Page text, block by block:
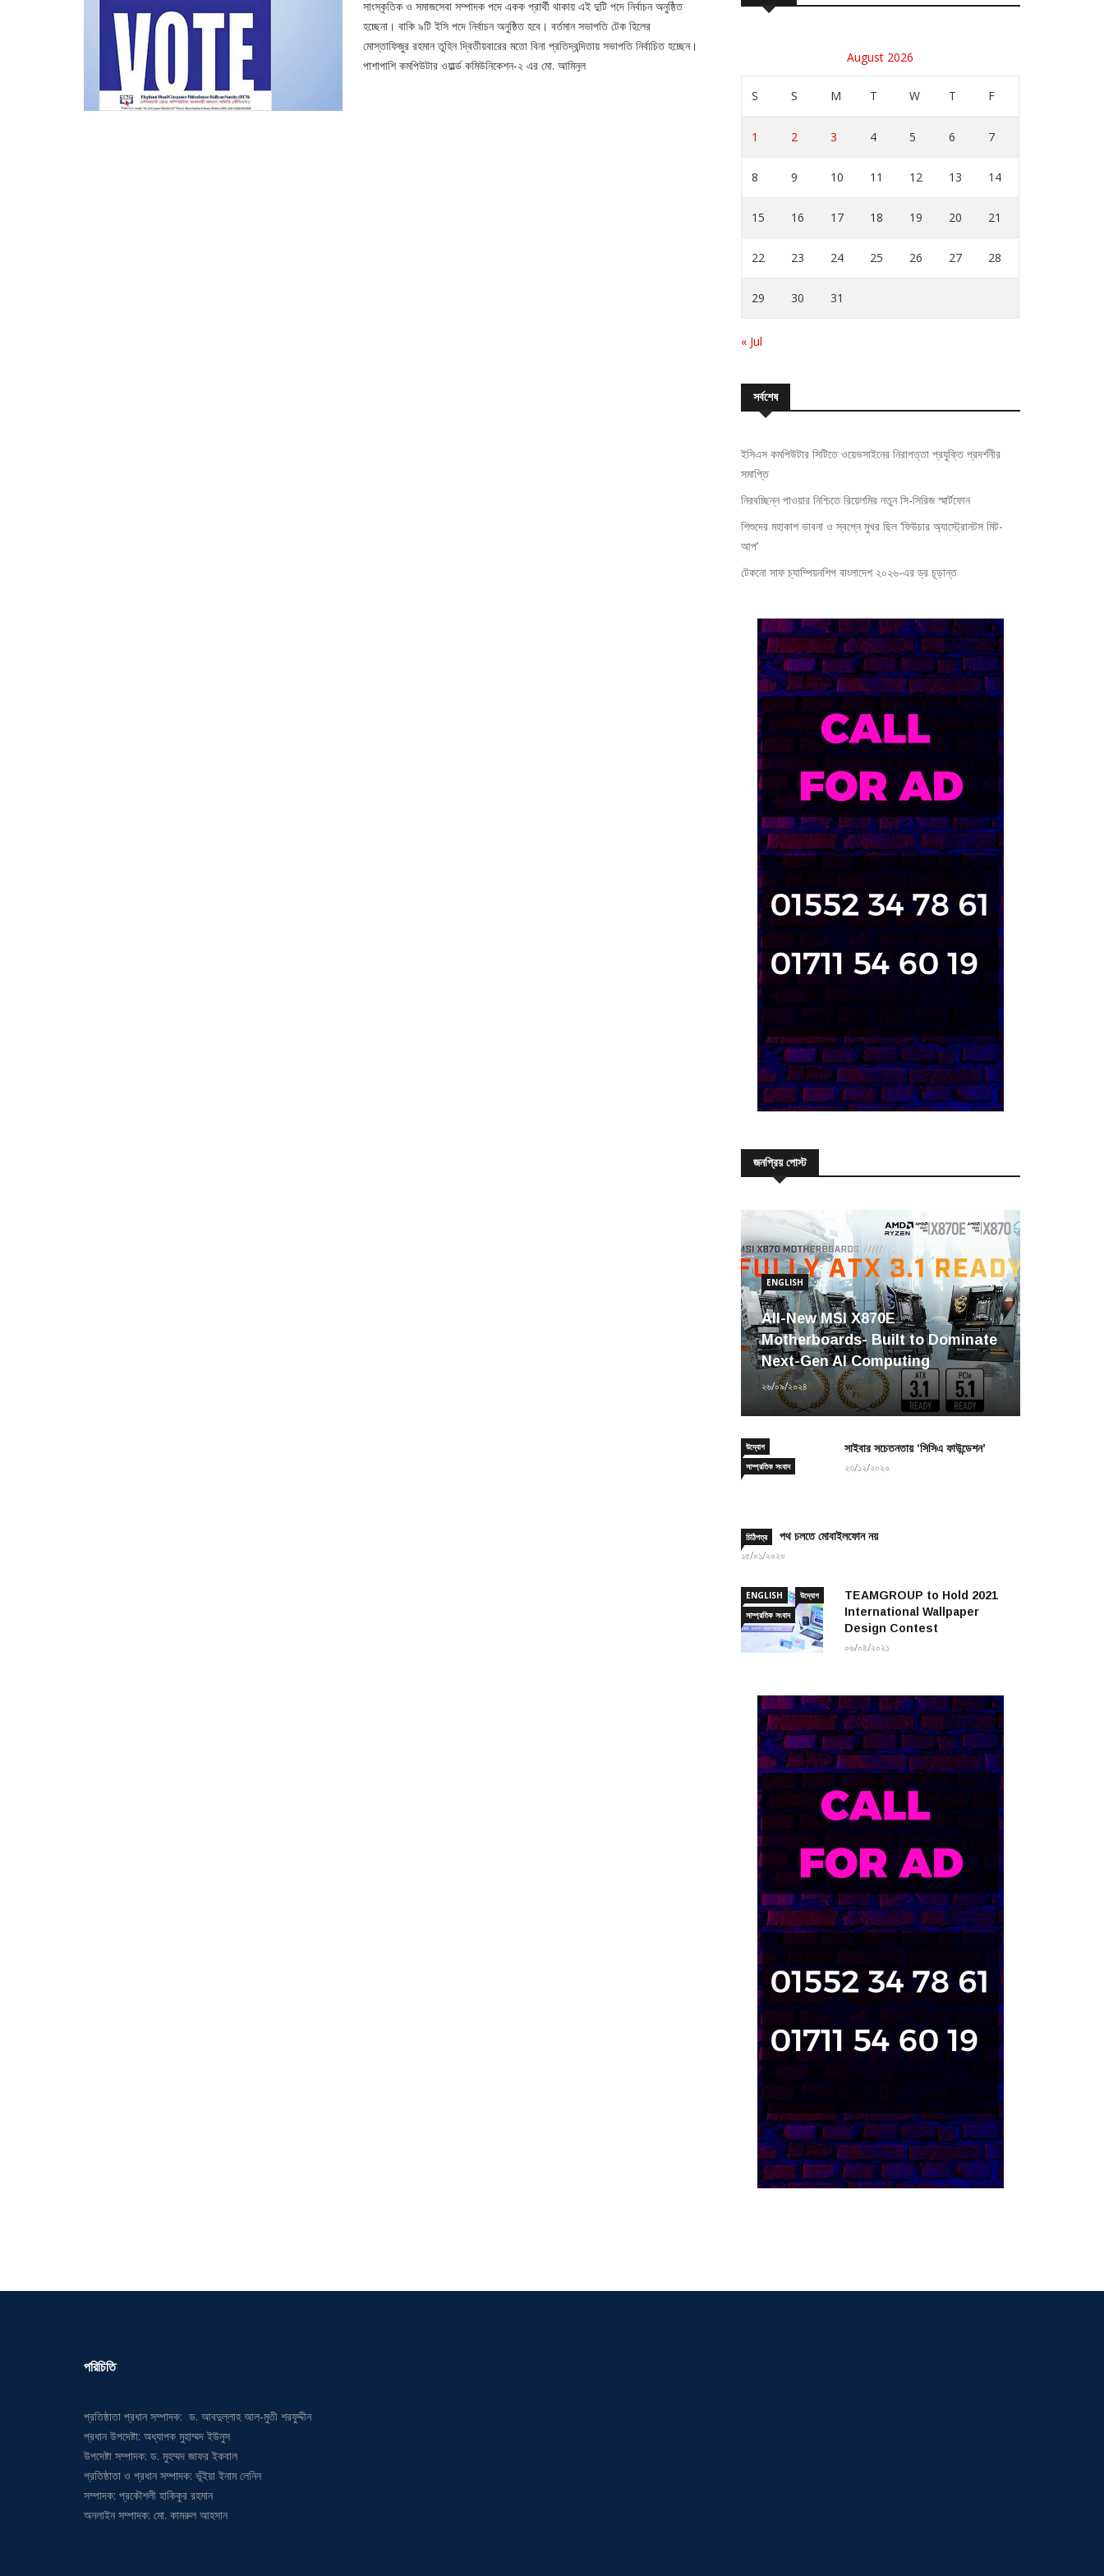
সাংস্কৃতিক ও সমাজসেবা সম্পাদক পদে একক প্রার্থী থাকায় এই দুটি পদে নির্বাচন অনুষ্ঠিত
হচ্ছেনা। বাকি ৯টি ইসি পদে নির্বাচন অনুষ্ঠিত হবে। বর্তমান সভাপতি টেক হিলের
মোস্তাফিজুর রহমান তুহিন দ্বিতীয়বারের মতো বিনা প্রতিদ্বন্দিতায় সভাপতি নির্বাচিত হচ্ছেন।
পাশাপাশি কমপিউটার ওয়ার্ল্ড কমিউনিকেশন-২ এর মো. আমিনুল
August 2026
S S M T W T F
1 2 3 4 5 6 7
8 9 10 11 12 13 14
15 16 17 18 19 20 21
22 23 24 25 26 27 28
29 30 31
« Jul
সর্বশেষ
ইসিএস কমপিউটার সিটিতে ওয়েভসাইনের নিরাপত্তা প্রযুক্তি প্রদর্শনীর
সমাপ্তি
নিরবচ্ছিন্ন পাওয়ার নিশ্চিতে রিয়েলমির নতুন সি-সিরিজ স্মার্টফোন
শিশুদের মহাকাশ ভাবনা ও স্বপ্নে মুখর ছিল ‘ফিউচার অ্যাস্ট্রোনটস মিট-
আপ’
টেকনো সাফ চ্যাম্পিয়নশিপ বাংলাদেশ ২০২৬-এর ড্র চূড়ান্ত
জনপ্রিয় পোস্ট
ENGLISH
All-New MSI X870E
Motherboards- Built to Dominate
Next-Gen AI Computing
২৬/০৯/২০২৪
উদ্যোগ
সাম্প্রতিক সংবাদ
সাইবার সচেতনতায় ‘সিসিএ ফাউন্ডেশন’
২৩/১২/২০২০
চিঠিপত্র পথ চলতে মোবাইলফোন নয়
১৫/০১/২০২০
ENGLISH
উদ্যোগ
সাম্প্রতিক সংবাদ
TEAMGROUP to Hold 2021
International Wallpaper
Design Contest
০৬/০৪/২০২১
পরিচিতি
প্রতিষ্ঠাতা প্রধান সম্পাদক: ড. আবদুল্লাহ আল-মুতী শরফুদ্দীন
প্রধান উপদেষ্টা: অধ্যাপক মুহাম্মদ ইউনুস
উপদেষ্টা সম্পাদক: ড. মুহম্মদ জাফর ইকবাল
প্রতিষ্ঠাতা ও প্রধান সম্পাদক: ভূঁইয়া ইনাম লেনিন
সম্পাদক: প্রকৌশলী হাকিকুর রহমান
অনলাইন সম্পাদক: মো. কামরুল আহসান